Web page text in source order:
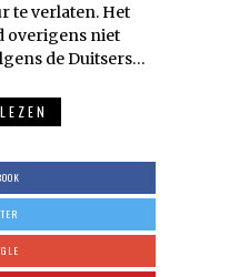
te verlaten. Het
overigens niet
de Duitsers…